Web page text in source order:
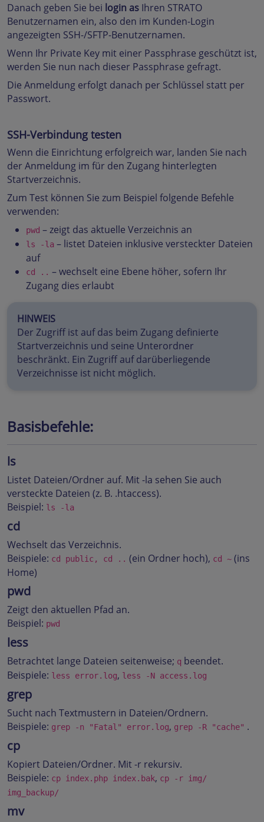
Danach geben Sie bei login as Ihren STRATO
Benutzernamen ein, also den im Kunden-Login
angezeigten SSH-/SFTP-Benutzernamen.
Wenn Ihr Private Key mit einer Passphrase geschützt ist,
werden Sie nun nach dieser Passphrase gefragt.
Die Anmeldung erfolgt danach per Schlüssel statt per
Passwort.
SSH-Verbindung testen
Wenn die Einrichtung erfolgreich war, landen Sie nach
der Anmeldung im für den Zugang hinterlegten
Startverzeichnis.
Zum Test können Sie zum Beispiel folgende Befehle
verwenden:
pwd – zeigt das aktuelle Verzeichnis an
ls -la – listet Dateien inklusive versteckter Dateien
auf
cd .. – wechselt eine Ebene höher, sofern Ihr
Zugang dies erlaubt
HINWEIS
Der Zugriff ist auf das beim Zugang definierte
Startverzeichnis und seine Unterordner
beschränkt. Ein Zugriff auf darüberliegende
Verzeichnisse ist nicht möglich.
Basisbefehle:
ls
Listet Dateien/Ordner auf. Mit -la sehen Sie auch
versteckte Dateien (z. B. .htaccess).
Beispiel: ls -la
cd
Wechselt das Verzeichnis.
Beispiele: cd public, cd .. (ein Ordner hoch), cd ~ (ins
Home)
pwd
Zeigt den aktuellen Pfad an.
Beispiel: pwd
less
Betrachtet lange Dateien seitenweise; q beendet.
Beispiele: less error.log, less -N access.log
grep
Sucht nach Textmustern in Dateien/Ordnern.
Beispiele: grep -n "Fatal" error.log, grep -R "cache" .
cp
Kopiert Dateien/Ordner. Mit -r rekursiv.
Beispiele: cp index.php index.bak, cp -r img/
img_backup/
mv